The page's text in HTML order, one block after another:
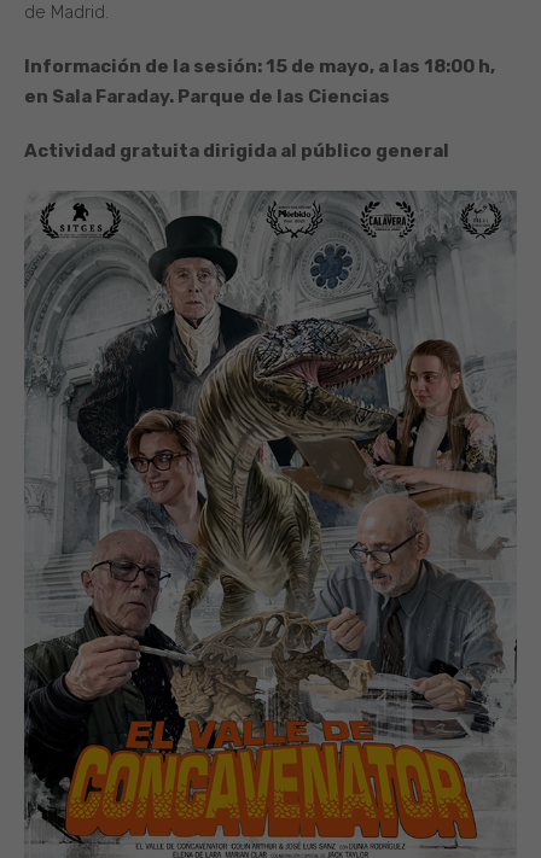
de Madrid.
Información de la sesión: 15 de mayo, a las 18:00 h,
en Sala Faraday. Parque de las Ciencias
Actividad gratuita dirigida al público general